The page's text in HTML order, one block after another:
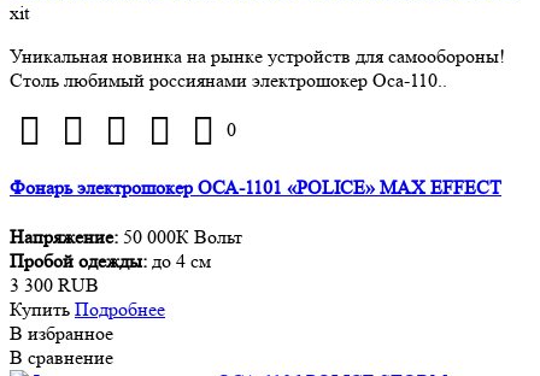
xit
Уникальная новинка на рынке устройств для самообороны!
Столь любимый россиянами электрошокер Оса-110..
0
Фонарь электрошокер ОСА-1101 «POLICE» MAX EFFECT
Напряжение: 50 000К Вольт
Пробой одежды: до 4 см
3 300 RUB
Купить Подробнее
В избранное
В сравнение